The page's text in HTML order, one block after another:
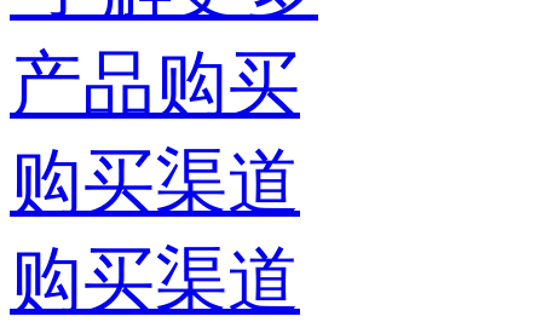
产品购买
购买渠道
购买渠道